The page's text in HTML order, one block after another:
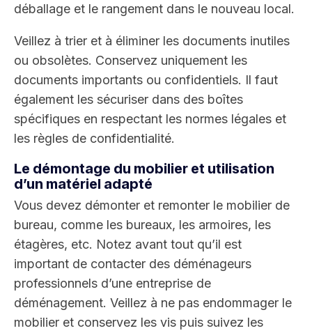
déballage et le rangement dans le nouveau local.
Veillez à trier et à éliminer les documents inutiles
ou obsolètes. Conservez uniquement les
documents importants ou confidentiels. Il faut
également les sécuriser dans des boîtes
spécifiques en respectant les normes légales et
les règles de confidentialité.
Le démontage du mobilier et utilisation
d’un matériel adapté
Vous devez démonter et remonter le mobilier de
bureau, comme les bureaux, les armoires, les
étagères, etc. Notez avant tout qu’il est
important de contacter des déménageurs
professionnels d’une entreprise de
déménagement. Veillez à ne pas endommager le
mobilier et conservez les vis puis suivez les